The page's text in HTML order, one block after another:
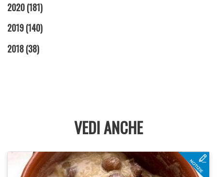
2020(181)
2019(140)
2018(38)
VEDI ANCHE